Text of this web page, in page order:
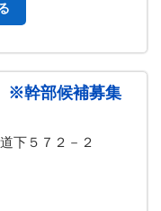
※幹部候補募集
下５７２－２